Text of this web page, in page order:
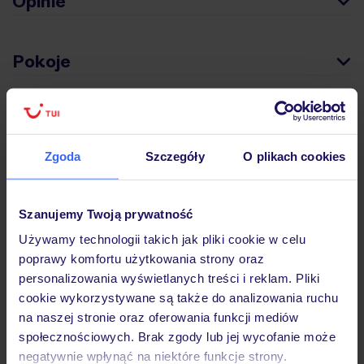
Zgoda Szczegóły O plikach cookies
Szanujemy Twoją prywatność
Używamy technologii takich jak pliki cookie w celu
poprawy komfortu użytkowania strony oraz
personalizowania wyświetlanych treści i reklam. Pliki
cookie wykorzystywane są także do analizowania ruchu
na naszej stronie oraz oferowania funkcji mediów
społecznościowych. Brak zgody lub jej wycofanie może
negatywnie wpłynąć na niektóre funkcje strony.
Pokoje
Wyżywienie
Atrakcje
Ważne informacje
Często zadawane pytania
Jak zmienić uczestników/osobę zgłaszającą?
Czy w Hotelu będzie przedstawiciel TUI?